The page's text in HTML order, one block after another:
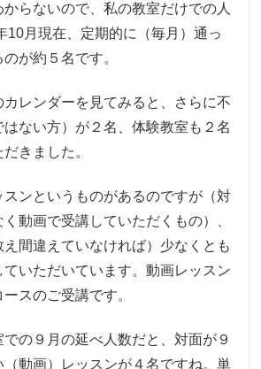
らないので、私の教室だけでの人
10月現在、定期的に（毎月）通っ
が約５名です。
カレンダーを見てみると、さらに不
ない方）が２名、体験教室も２名
きました。
スンというものがあるのですが（対
動画で受講していただくもの）、
え間違えていなければ）少なくとも
ていただいています。動画レッスン
スのご受講です。
の９月の延べ人数だと、対面が９
動画）レッスンが４名ですね。単